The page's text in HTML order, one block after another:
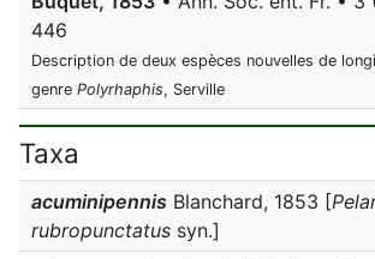
446
Description de deux espèces nouvelles de
genre Polyrhaphis, Serville
Taxa
acuminipennis Blanchard, 1853 [
rubropunctatus syn.]